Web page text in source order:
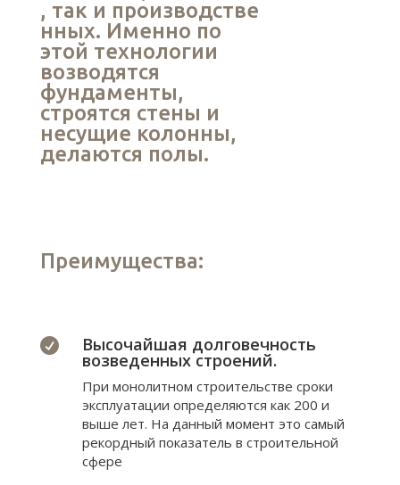
, так и производстве
нных. Именно по
этой технологии
возводятся
фундаменты,
строятся стены и
несущие колонны,
делаются полы.
Преимущества:
 Высочайшая долговечность
возведенных строений.
При монолитном строительстве сроки
эксплуатации определяются как 200 и
выше лет. На данный момент это самый
рекордный показатель в строительной
сфере